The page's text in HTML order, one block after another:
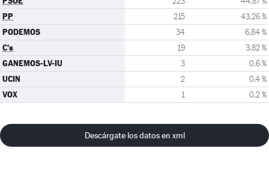
PP 215 43,26 %
PODEMOS 34 6,84 %
C's 19 3,82 %
GANEMOS-LV-IU 3 0,6 %
UCIN 2 0,4 %
VOX 1 0,2 %
Descárgate los datos en xml